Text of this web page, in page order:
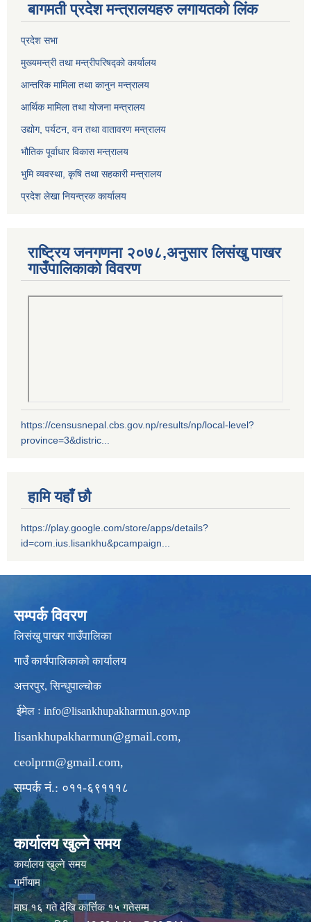
बागमती प्रदेश मन्त्रालयहरु लगायतको लिंक
प्रदेश सभा
मुख्यमन्त्री तथा मन्त्रीपरिषद्को कार्यालय
आन्तरिक मामिला तथा कानुन मन्त्रालय
आर्थिक मामिला तथा योजना मन्त्रालय
उद्योग, पर्यटन, वन तथा वातावरण मन्त्रालय
भौतिक पूर्वाधार विकास मन्त्रालय
भुमि व्यवस्था, कृषि तथा सहकारी मन्त्रालय
प्रदेश लेखा नियन्त्रक कार्यालय
राष्ट्रिय जनगणना २०७८,अनुसार लिसंखु पाखर
गाउँपालिकाको विवरण
https://censusnepal.cbs.gov.np/results/np/local-level?
province=3&distric...
हामि यहाँ छौ
https://play.google.com/store/apps/details?
id=com.ius.lisankhu&pcampaign...
सम्पर्क विवरण
लिसंखु पाखर गाउँपालिका
गाउँ कार्यपालिकाको कार्यालय
अत्तरपुर, सिन्धुपाल्चोक
ईमेल ः info@lisankhupakharmun.gov.np
lisankhupakharmun@gmail.com,
ceolprm@gmail.com,
सम्पर्क नं.: ०११-६९१११८
कार्यालय खुल्ने समय
कार्यालय खुल्ने समय
गर्मीयाम
माघ १६ गते देखि कार्त्तिक १५ गतेसम्म